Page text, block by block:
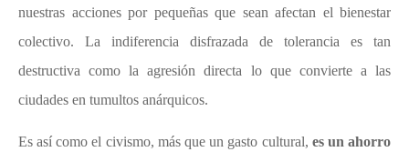
nuestras acciones por pequeñas que sean afectan el bienestar
colectivo. La indiferencia disfrazada de tolerancia es tan
destructiva como la agresión directa lo que convierte a las
ciudades en tumultos anárquicos.
Es así como el civismo, más que un gasto cultural, es un ahorro